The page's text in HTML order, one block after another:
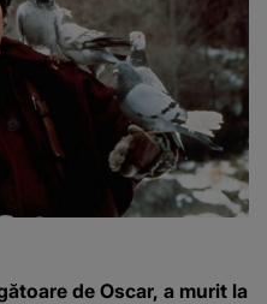
de Oscar, a murit la